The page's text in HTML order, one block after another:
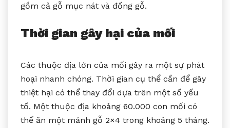
gồm cả gỗ mục nát và đống gỗ.
Thời gian gây hại của mối
Các thuộc địa lớn của mối gây ra một sự phát
hoại nhanh chóng. Thời gian cụ thể cần để gây
thiệt hại có thể thay đổi dựa trên một số yếu
tố. Một thuộc địa khoảng 60.000 con mối có
thể ăn một mảnh gỗ 2×4 trong khoảng 5 tháng.